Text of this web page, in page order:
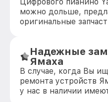
можно дольше,
оригинальные
Надежные
Ямаха
В случае, когда Вы
ремонта устройств
у нас в наличии